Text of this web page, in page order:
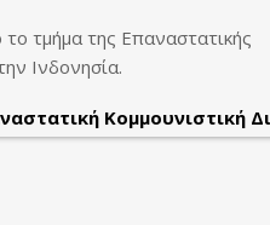
τμήμα της Επαναστατικής
Ινδονησία.
Κομμουνιστική